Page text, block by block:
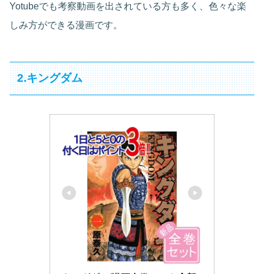
Yotubeでも考察動画を出されている方も多く、色々な楽
しみ方ができる漫画です。
2.キングダム